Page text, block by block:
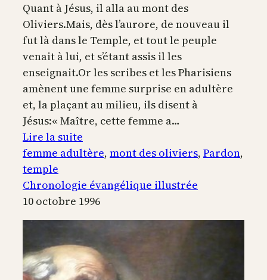
Quant à Jésus, il alla au mont des
Oliviers.Mais, dès l’aurore, de nouveau il
fut là dans le Temple, et tout le peuple
venait à lui, et s’étant assis il les
enseignait.Or les scribes et les Pharisiens
amènent une femme surprise en adultère
et, la plaçant au milieu, ils disent à
Jésus:« Maître, cette femme a…
Lire la suite
La
adultère
femme adultère, mont des oliviers, Pardon
temple
Chronologie évangélique illustrée
10 octobre 1996